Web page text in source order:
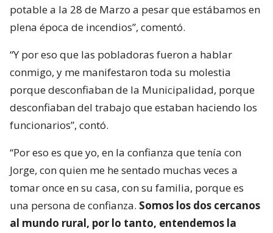
potable a la 28 de Marzo a pesar que estábamos en
plena época de incendios”, comentó.
“Y por eso que las pobladoras fueron a hablar
conmigo, y me manifestaron toda su molestia
porque desconfiaban de la Municipalidad, porque
desconfiaban del trabajo que estaban haciendo los
funcionarios”, contó.
“Por eso es que yo, en la confianza que tenía con
Jorge, con quien me he sentado muchas veces a
tomar once en su casa, con su familia, porque es
una persona de confianza. Somos los dos cercanos
al mundo rural, por lo tanto, entendemos la